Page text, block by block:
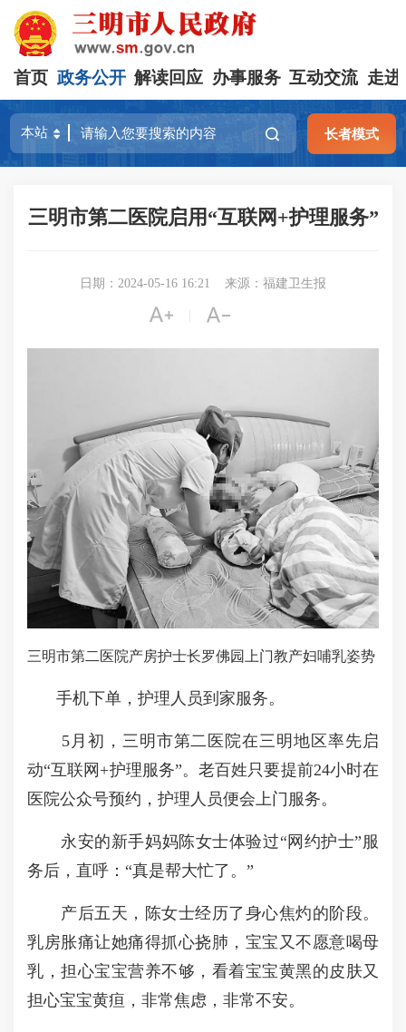
首页 政务公开 解读回应 办事服务 互动交流 走进
长者模式
三明市第二医院启用“互联网+护理服务”
日期：2024-05-16 16:21 来源：福建卫生报
 
三明市第二医院产房护士长罗佛园上门教产妇哺乳姿势
手机下单，护理人员到家服务。
5月初，三明市第二医院在三明地区率先启
动“互联网+护理服务”。老百姓只要提前24小时在
医院公众号预约，护理人员便会上门服务。
永安的新手妈妈陈女士体验过“网约护士”服
务后，直呼：“真是帮大忙了。”
产后五天，陈女士经历了身心焦灼的阶段。
乳房胀痛让她痛得抓心挠肺，宝宝又不愿意喝母
乳，担心宝宝营养不够，看着宝宝黄黑的皮肤又
担心宝宝黄疸，非常焦虑，非常不安。